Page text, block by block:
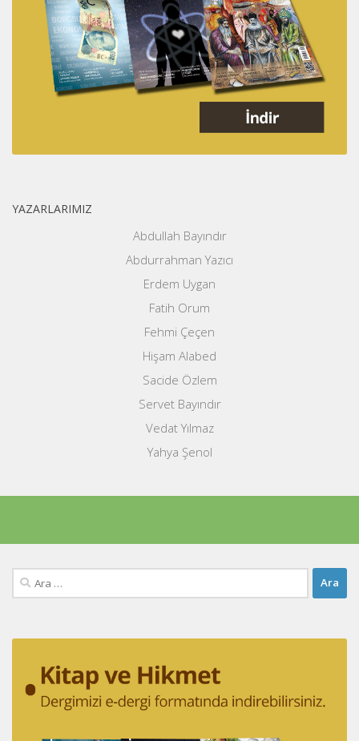
YAZARLARIMIZ
Abdullah Bayındır
Abdurrahman Yazıcı
Erdem Uygan
Fatih Orum
Fehmi Çeçen
Hişam Alabed
Sacide Özlem
Servet Bayındır
Vedat Yılmaz
Yahya Şenol
Arama: